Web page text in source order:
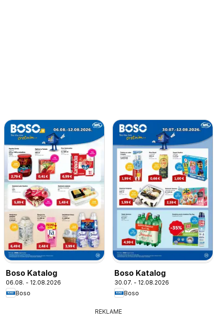
Boso Katalog
06.08. - 12.08.2026
Boso
Boso Katalog
30.07. - 12.08.2026
Boso
REKLAME